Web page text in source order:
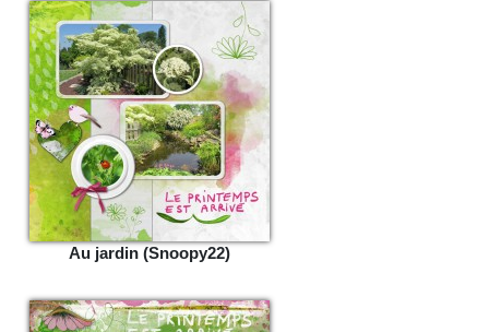
Au jardin (Snoopy22)